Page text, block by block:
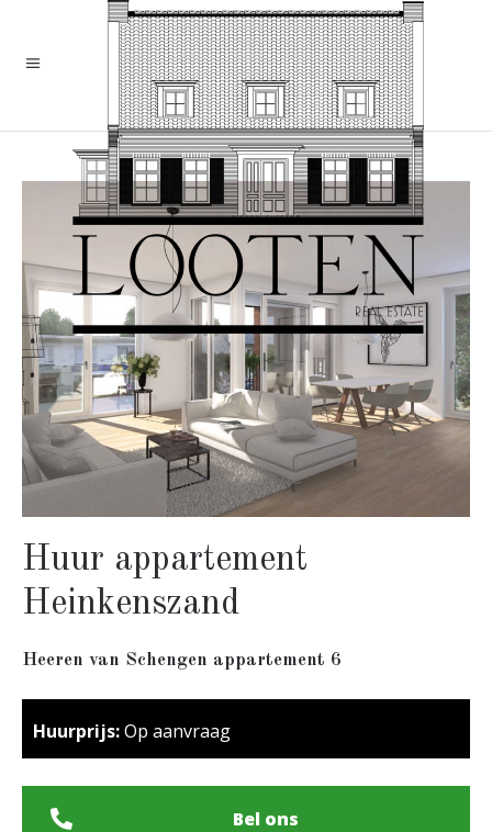
Huur appartement
Heinkenszand
Heeren van Schengen appartement 6
Huurprijs:Op aanvraag
Bel ons